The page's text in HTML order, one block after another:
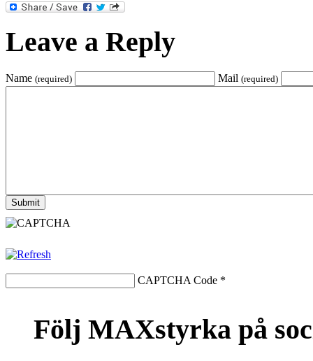
Leave a Reply
Name (required) Mail (required)
CAPTCHA Code *
Följ MAXstyrka på